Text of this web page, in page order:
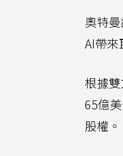
奧特
AI帶
根據
65億
股權。